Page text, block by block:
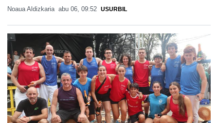
Noaua Aldizkaria abu 06, 09:52 USURBIL